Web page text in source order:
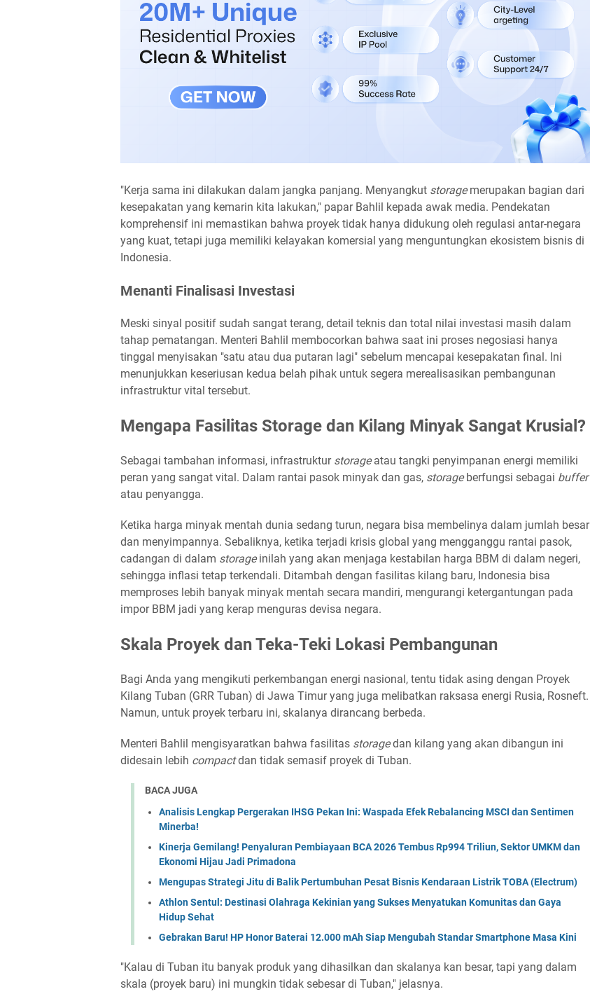
"Kerja sama ini dilakukan dalam jangka panjang. Menyangkut storagemerupakan bagian dari
kesepakatan yang kemarin kita lakukan," papar Bahlil kepada awak media. Pendekatan
komprehensif ini memastikan bahwa proyek tidak hanya didukung oleh regulasi antar-negara
yang kuat, tetapi juga memiliki kelayakan komersial yang menguntungkan ekosistem bisnis di
Indonesia.
Menanti Finalisasi Investasi
Meski sinyal positif sudah sangat terang, detail teknis dan total nilai investasi masih dalam
tahap pematangan. Menteri Bahlil membocorkan bahwa saat ini proses negosiasi hanya
tinggal menyisakan "satu atau dua putaran lagi" sebelum mencapai kesepakatan final. Ini
menunjukkan keseriusan kedua belah pihak untuk segera merealisasikan pembangunan
infrastruktur vital tersebut.
Mengapa Fasilitas Storage dan Kilang Minyak Sangat Krusial?
Sebagai tambahan informasi, infrastruktur storageatau tangki penyimpanan energi memiliki
peran yang sangat vital. Dalam rantai pasok minyak dan gas, storageberfungsi sebagai buffer
atau penyangga.
Ketika harga minyak mentah dunia sedang turun, negara bisa membelinya dalam jumlah besar
dan menyimpannya. Sebaliknya, ketika terjadi krisis global yang mengganggu rantai pasok,
cadangan di dalam storageinilah yang akan menjaga kestabilan harga BBM di dalam negeri,
sehingga inflasi tetap terkendali. Ditambah dengan fasilitas kilang baru, Indonesia bisa
memproses lebih banyak minyak mentah secara mandiri, mengurangi ketergantungan pada
impor BBM jadi yang kerap menguras devisa negara.
Skala Proyek dan Teka-Teki Lokasi Pembangunan
Bagi Anda yang mengikuti perkembangan energi nasional, tentu tidak asing dengan Proyek
Kilang Tuban (GRR Tuban) di Jawa Timur yang juga melibatkan raksasa energi Rusia, Rosneft.
Namun, untuk proyek terbaru ini, skalanya dirancang berbeda.
Menteri Bahlil mengisyaratkan bahwa fasilitas storagedan kilang yang akan dibangun ini
didesain lebih compactdan tidak semasif proyek di Tuban.
BACA JUGA
Analisis Lengkap Pergerakan IHSG Pekan Ini: Waspada Efek Rebalancing MSCI dan Sentimen
Minerba!
Kinerja Gemilang! Penyaluran Pembiayaan BCA 2026 Tembus Rp994 Triliun, Sektor UMKM dan
Ekonomi Hijau Jadi Primadona
Mengupas Strategi Jitu di Balik Pertumbuhan Pesat Bisnis Kendaraan Listrik TOBA (Electrum)
Athlon Sentul: Destinasi Olahraga Kekinian yang Sukses Menyatukan Komunitas dan Gaya
Hidup Sehat
Gebrakan Baru! HP Honor Baterai 12.000 mAh Siap Mengubah Standar Smartphone Masa Kini
"Kalau di Tuban itu banyak produk yang dihasilkan dan skalanya kan besar, tapi yang dalam
skala (proyek baru) ini mungkin tidak sebesar di Tuban," jelasnya.